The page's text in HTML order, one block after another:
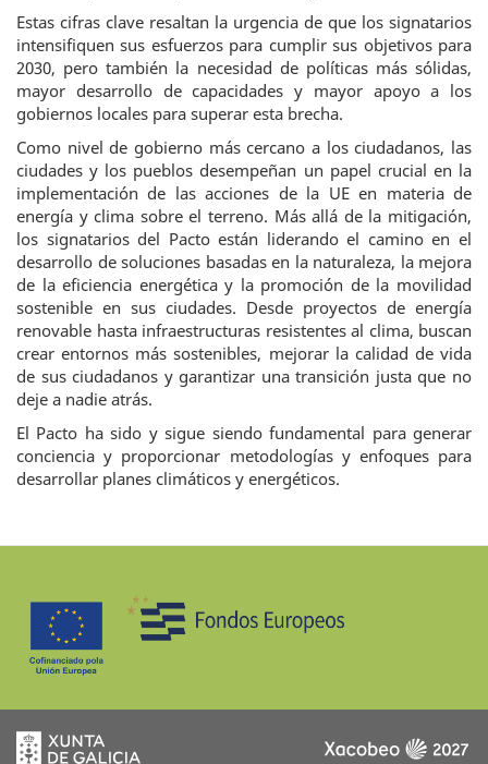
Estas cifras clave resaltan la urgencia de que los signatarios
intensifiquen sus esfuerzos para cumplir sus objetivos para
2030, pero también la necesidad de políticas más sólidas,
mayor desarrollo de capacidades y mayor apoyo a los
gobiernos locales para superar esta brecha.
Como nivel de gobierno más cercano a los ciudadanos, las
ciudades y los pueblos desempeñan un papel crucial en la
implementación de las acciones de la UE en materia de
energía y clima sobre el terreno. Más allá de la mitigación,
los signatarios del Pacto están liderando el camino en el
desarrollo de soluciones basadas en la naturaleza, la mejora
de la eficiencia energética y la promoción de la movilidad
sostenible en sus ciudades. Desde proyectos de energía
renovable hasta infraestructuras resistentes al clima, buscan
crear entornos más sostenibles, mejorar la calidad de vida
de sus ciudadanos y garantizar una transición justa que no
deje a nadie atrás.
El Pacto ha sido y sigue siendo fundamental para generar
conciencia y proporcionar metodologías y enfoques para
desarrollar planes climáticos y energéticos.